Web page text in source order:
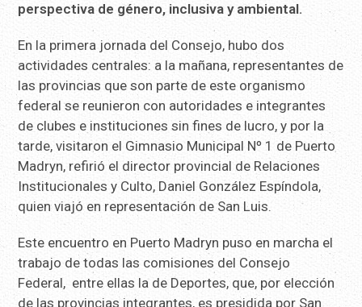
perspectiva de género, inclusiva y ambiental.
En la primera jornada del Consejo, hubo dos
actividades centrales: a la mañana, representantes de
las provincias que son parte de este organismo
federal se reunieron con autoridades e integrantes
de clubes e instituciones sin fines de lucro, y por la
tarde, visitaron el Gimnasio Municipal Nº 1 de Puerto
Madryn, refirió el director provincial de Relaciones
Institucionales y Culto, Daniel González Espíndola,
quien viajó en representación de San Luis.
Este encuentro en Puerto Madryn puso en marcha el
trabajo de todas las comisiones del Consejo
Federal, entre ellas la de Deportes, que, por elección
de las provincias integrantes, es presidida por San